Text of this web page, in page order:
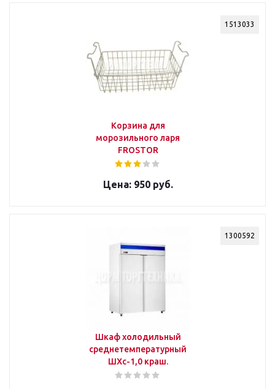
1513033
Корзина для
морозильного ларя
FROSTOR
950 руб.
1300592
Шкаф холодильный
среднетемпературный
ШХс-1,0 краш.